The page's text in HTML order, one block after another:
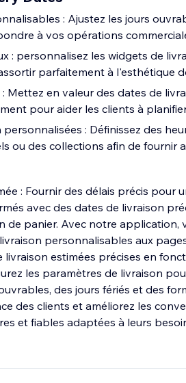
: Ajustez les jours
à vos opérations
: personnalisez les widgets de
parfaitement à l'esthétique
Mettez en valeur des dates de
pour aider les clients à
: Définissez des
ou des collections afin de fournir
: Fournir des délais précis pour
avec des dates de livraison
de panier. Avec notre application,
personnalisables aux
livraison estimées précises en
les paramètres de livraison
des jours fériés et des
des clients et améliorez les
et fiables adaptées à leurs